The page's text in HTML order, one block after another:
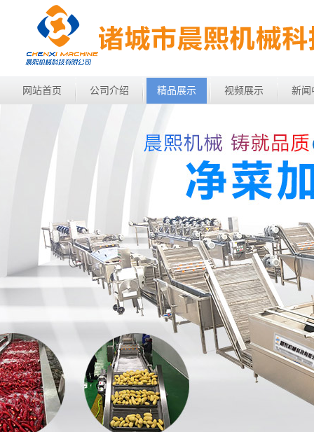
网站首页 公司介绍 精品展示 视频展示 新闻